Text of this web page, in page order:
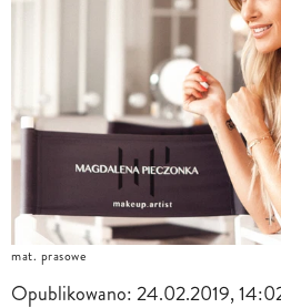
mat. prasowe
Opublikowano:24.02.2019,